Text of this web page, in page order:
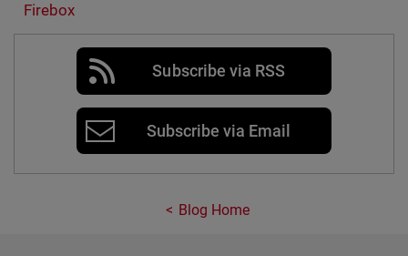
Firebox
Subscribe via RSS
Subscribe via Email
Blog Home